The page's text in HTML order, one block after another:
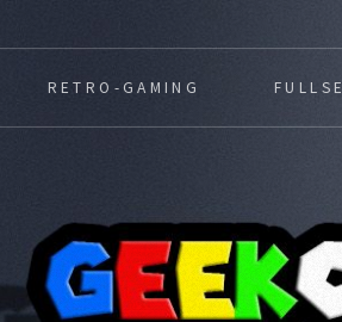
RETRO-GAMING